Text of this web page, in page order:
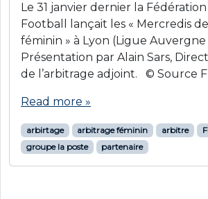
Le 31 janvier dernier la
Football lançait les « Mercredis
féminin » à Lyon (Ligue
Présentation par Alain Sars,
de l’arbitrage adjoint. © Source
Read more »
arbirtage arbitrage féminin arbitre
groupe la poste
partenaire